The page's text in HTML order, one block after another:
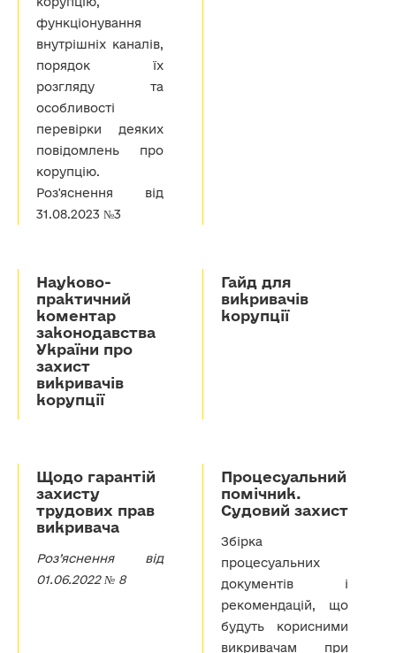
функціонування
внутрішніх каналів,
порядок їх
розгляду та
особливості
перевірки деяких
повідомлень про
корупцію.
Роз'яснення від
31.08.2023 №3
Науково-
практичний
коментар
законодавства
України про
захист
викривачів
корупції
Гайд для
викривачів
корупції
Щодо гарантій
захисту
трудових прав
викривача
Роз’яснення від
01.06.2022 № 8
Процесуальний
помічник.
Судовий захист
Збірка
процесуальних
документів і
рекомендацій, що
будуть корисними
викривачам при